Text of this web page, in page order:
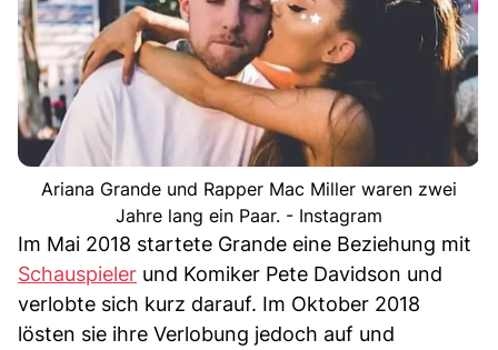
Ariana Grande und Rapper Mac Miller waren zwei
Jahre lang ein Paar. - Instagram
Im Mai 2018 startete Grande eine Beziehung mit
Schauspieler und Komiker Pete Davidson und
verlobte sich kurz darauf. Im Oktober 2018
lösten sie ihre Verlobung jedoch auf und